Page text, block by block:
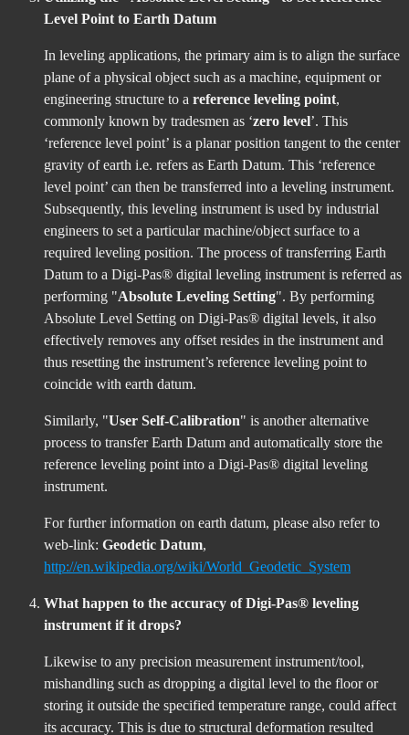
Level Point to Earth Datum
In leveling applications, the primary aim is to align the surface
plane of a physical object such as a machine, equipment or
engineering structure to a reference leveling point,
commonly known by tradesmen as ‘zero level’. This
‘reference level point’ is a planar position tangent to the center
gravity of earth i.e. refers as Earth Datum. This ‘reference
level point’ can then be transferred into a leveling instrument.
Subsequently, this leveling instrument is used by industrial
engineers to set a particular machine/object surface to a
required leveling position. The process of transferring Earth
Datum to a Digi-Pas® digital leveling instrument is referred as
performing "Absolute Leveling Setting". By performing
Absolute Level Setting on Digi-Pas® digital levels, it also
effectively removes any offset resides in the instrument and
thus resetting the instrument’s reference leveling point to
coincide with earth datum.
Similarly, "User Self-Calibration" is another alternative
process to transfer Earth Datum and automatically store the
reference leveling point into a Digi-Pas® digital leveling
instrument.
For further information on earth datum, please also refer to
web-link: Geodetic Datum,
http://en.wikipedia.org/wiki/World_Geodetic_System
What happen to the accuracy of Digi-Pas® leveling
instrument if it drops?
Likewise to any precision measurement instrument/tool,
mishandling such as dropping a digital level to the floor or
storing it outside the specified temperature range, could affect
its accuracy. This is due to structural deformation resulted